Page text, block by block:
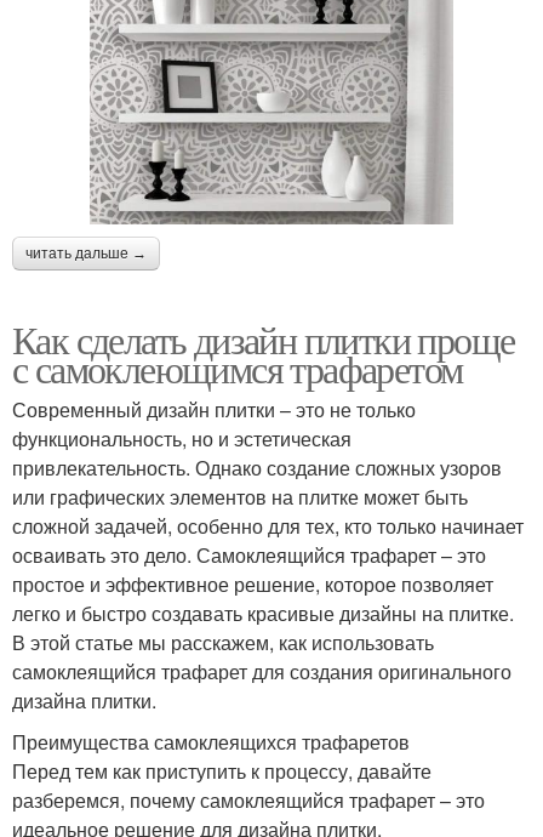
читать дальше →
Как сделать дизайн плитки проще
с самоклеющимся трафаретом
Современный дизайн плитки – это не только
функциональность, но и эстетическая
привлекательность. Однако создание сложных узоров
или графических элементов на плитке может быть
сложной задачей, особенно для тех, кто только начинает
осваивать это дело. Самоклеящийся трафарет – это
простое и эффективное решение, которое позволяет
легко и быстро создавать красивые дизайны на плитке.
В этой статье мы расскажем, как использовать
самоклеящийся трафарет для создания оригинального
дизайна плитки.
Преимущества самоклеящихся трафаретов
Перед тем как приступить к процессу, давайте
разберемся, почему самоклеящийся трафарет – это
идеальное решение для дизайна плитки.